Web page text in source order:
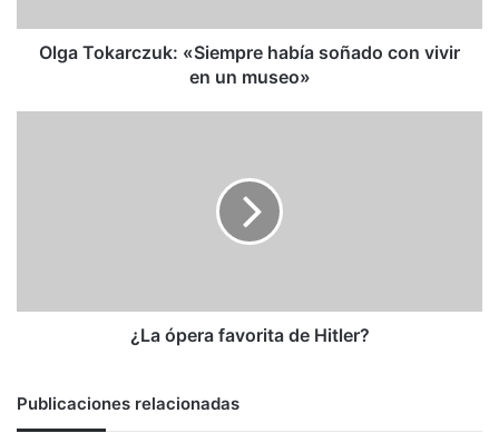
un
museo»
Olga Tokarczuk: «Siempre había soñado con vivir
en un museo»
¿La ópera favorita de Hitler?
Publicaciones relacionadas